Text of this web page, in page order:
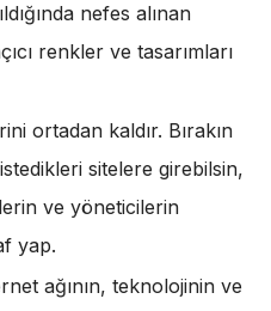
nefes alınan
renkler ve tasarımları
ortadan kaldır. Bırakın
sitelere girebilsin,
ve yöneticilerin
yap.
ağının, teknolojinin ve